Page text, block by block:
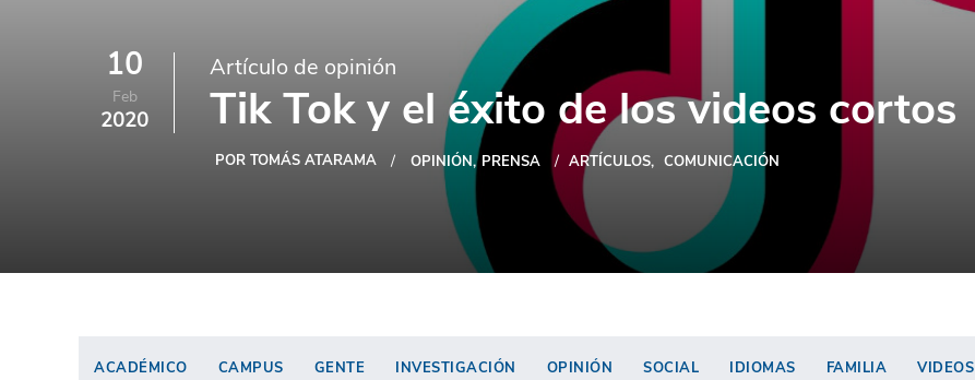
10
Feb
2020
Artículo de opinión
Tik Tok y el éxito de los videos cortos
POR TOMÁS ATARAMA OPINIÓN PRENSA ARTÍCULOS COMUNICACIÓN
ACADÉMICO CAMPUS GENTE INVESTIGACIÓN OPINIÓN SOCIAL IDIOMAS FAMILIA VIDEOS